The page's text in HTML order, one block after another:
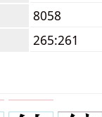
8058
265:261